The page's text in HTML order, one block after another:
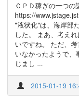
ＣＰＤ稼ぎの一つの
https://
"液状化"は、海岸部
した。 まあ、考え
いですね。 ただ、
いなかったようで、
じまし ...
2015-01-19